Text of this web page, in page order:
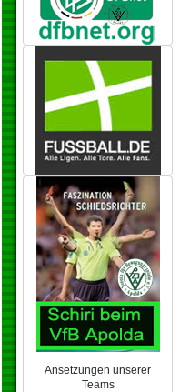
Ansetzungen unserer
Teams